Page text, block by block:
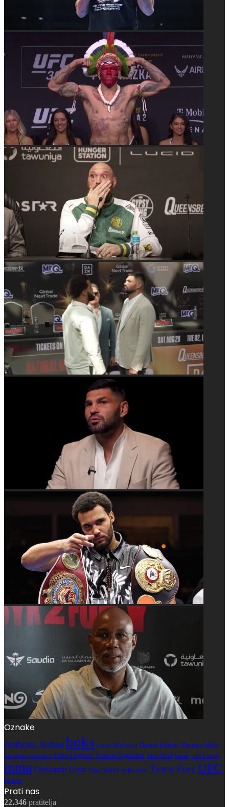
Oznake
Anthony Joshua boks Conor McGregor Daniel Dubois Deontay Wilder
Europsko prvenstvo Filip Hrgović Francis Ngannou Jake Paul karate kick boxing
mma Oleksandr Usyk Stipe Miočić taekwondo Tyson FuryUFC
video
Prati nas
22.346 pratitelja